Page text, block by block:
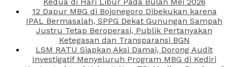
12 Dapur MBG di Bojonegoro Dibekukan karena
IPAL Bermasalah, SPPG Dekat Gunungan Sampah
Justru Tetap Beroperasi, Publik Pertanyakan
Ketegasan dan Transparansi BGN
LSM RATU Siapkan Aksi Damai, Dorong Audit
Investigatif Menyeluruh Program MBG di Kediri